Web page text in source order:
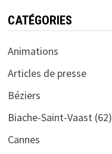
CATÉGORIES
Animations
Articles de presse
Béziers
Biache-Saint-Vaast (62)
Cannes